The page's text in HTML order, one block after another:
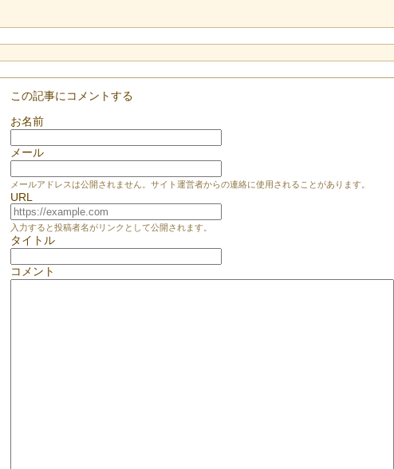
この記事にコメントする
お名前
メール
メールアドレスは公開されません。サイト運営者からの連絡に使用されることがあります。
URL
入力すると投稿者名がリンクとして公開されます。
タイトル
コメント